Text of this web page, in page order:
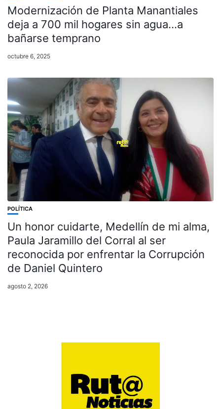
Modernización de Planta Manantiales
deja a 700 mil hogares sin agua…a
bañarse temprano
octubre 6, 2025
POLÍTICA
Un honor cuidarte, Medellín de mi alma,
Paula Jaramillo del Corral al ser
reconocida por enfrentar la Corrupción
de Daniel Quintero
agosto 2, 2026